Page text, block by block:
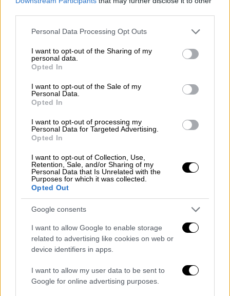
Please note that this website/app uses one or more Google
not limited to your visit or usage behaviour. You may click to
grant or deny consent to Google and its third-party tags to
use your data for below specified purposes in below Google
consent section.
Personal Data Processing Opt Outs
I want to opt-out of the Sharing of my
personal data.
Opted In
I want to opt-out of the Sale of my
Personal Data.
Opted In
I want to opt-out of processing my
Personal Data for Targeted Advertising.
Opted In
I want to opt-out of Collection, Use,
Retention, Sale, and/or Sharing of my
Personal Data that Is Unrelated with the
Purposes for which it was collected.
Opted Out
Google consents
I want to allow Google to enable storage
related to advertising like cookies on web or
device identifiers in apps.
I want to allow my user data to be sent to
Google for online advertising purposes.
Όλυνθο όπου προσφέρονται στον επισκέπτη
οθόνες αφής και επιφάνειες προβολής.
σταθμοί της ιστορίας του τόπου, γίνεται
εικονική περιήγηση στον αρχαιολογικό χώρο
όπου φαίνεται η εξελιξη της πόλης μέσα από
κτίρια και τα αντικείμενα των κατοίκων,
προβάλλονται τρισδιάστατα μοντέλα που
μπορεί ο επισκέπτης να αγγίξει αλλά και
φωτογραφικό υλικό και μαρτυρίες από τους
οπτικοακουστική εγκατάσταση προβάλλεται
animation για μεγάλες στιγμές που
σημάδεψαν την πόλη ενώ το κοινό μπορεί να
ακούσει μια βιωματική αφήγηση σε μορφή
μυθοπλασίας από ένα κορίτσι του 4ου αιώνα
π.Χ. και να δει το παρελθόν να ζωντανεύει
με την έκδοση επαυξημένης
πραγματικότητας (ΑR).
«Μπαίνοντας στο εικονικό περιβάλλον